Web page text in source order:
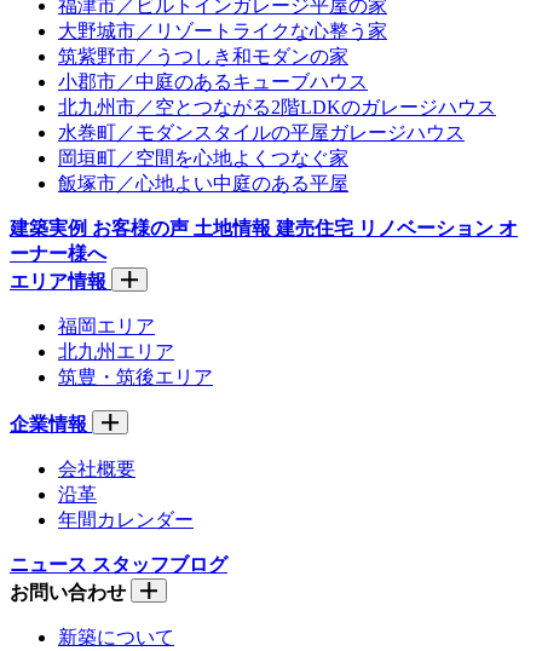
福津市／ビルトインガレージ平屋の家
大野城市／リゾートライクな心整う家
筑紫野市／うつしき和モダンの家
小郡市／中庭のあるキューブハウス
北九州市／空とつながる2階LDKのガレージハウス
水巻町／モダンスタイルの平屋ガレージハウス
岡垣町／空間を心地よくつなぐ家
飯塚市／心地よい中庭のある平屋
建築実例 お客様の声 土地情報 建売住宅 リノベーション オ
ーナー様へ
エリア情報
福岡エリア
北九州エリア
筑豊・筑後エリア
企業情報
会社概要
沿革
年間カレンダー
ニュース スタッフブログ
お問い合わせ
新築について